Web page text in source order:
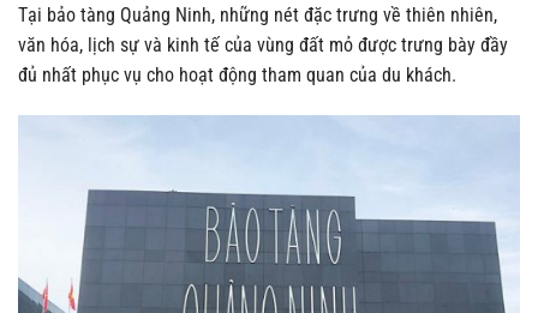
Tại bảo tàng Quảng Ninh, những nét đặc trưng về thiên nhiên,
văn hóa, lịch sự và kinh tế của vùng đất mỏ được trưng bày đầy
đủ nhất phục vụ cho hoạt động tham quan của du khách.